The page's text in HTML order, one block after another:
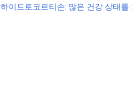
하이드로코르티손: 많은 건강 상태